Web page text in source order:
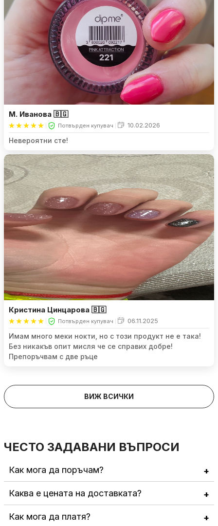
М. Иванова 🇧🇬
Потвърден купувач 10.02.2026
Невероятни сте!
Кристина Цинцарова 🇧🇬
Потвърден купувач 06.11.2025
Имам много меки нокти, но с този продукт не е така!
Без никакъв опит мисля че се справих добре!
Препоръчвам с две ръце
ВИЖ ВСИЧКИ
ЧЕСТО ЗАДАВАНИ ВЪПРОСИ
Как мога да поръчам?
Каква е цената на доставката?
Как мога да платя?